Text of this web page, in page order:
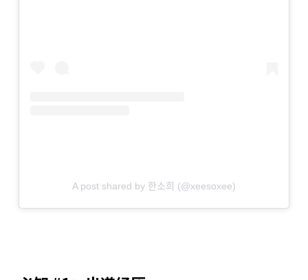
A post shared by 한소희 (@xeesoxee)